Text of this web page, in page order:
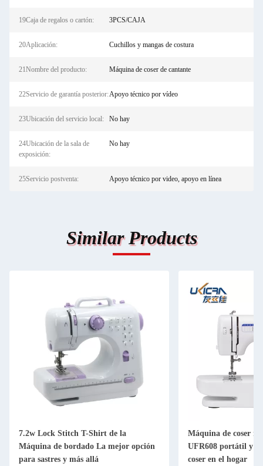
19Caja de regalos o cartón: 3PCS/CAJA
20Aplicación: Cuchillos y mangas de costura
21Nombre del producto: Máquina de coser de cantante
22Servicio de garantía posterior:Apoyo técnico por vídeo
23Ubicación del servicio local: No hay
24Ubicación de la sala de
exposición:
No hay
25Servicio postventa: Apoyo técnico por video, apoyo en línea
Similar Products
7.2w Lock Stitch T-Shirt de la
Máquina de bordado La mejor opción
para sastres y más allá
Máquina de coser
UFR608 portátil y
coser en el hogar